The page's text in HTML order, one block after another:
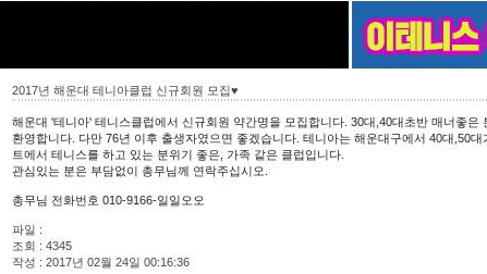
2017년 해운대 테니아클럽 신규회원 모집♥
해운대 '테니아' 테니스클럽에서 신규회원 약간명을 모집합니다. 30대,40대초반 매너좋
환영합니다. 다만 76년 이후 출생자였으면 좋겠습니다. 테니아는 해운대구에서 40대,50
트에서 테니스를 하고 있는 분위기 좋은, 가족 같은 클럽입니다.
관심있는 분은 부담없이 총무님께 연락주십시오.
총무님 전화번호 010-9166-일일오오
파일 :
조회 : 4345
작성 : 2017년 02월 24일 00:16:36